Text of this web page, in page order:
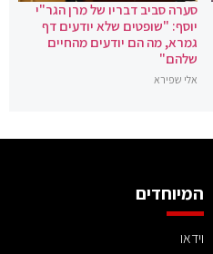
סערה סביב דבריו של מרן הגר"י
יוסף: "שופטים שלא יודעים דף
גמרא, מה הם יודעים מהחיים
שלהם"
אלי שפירא
המיוחדים
וידאו